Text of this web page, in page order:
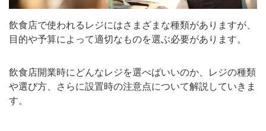
飲食店で使われるレジにはさまざまな種類がありますが、
目的や予算によって適切なものを選ぶ必要があります。
飲食店開業時にどんなレジを選べばいいのか、レジの種類
や選び方、さらに設置時の注意点について解説していきま
す。